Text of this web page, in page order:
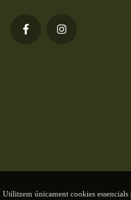
Utilitzem únicament cookies